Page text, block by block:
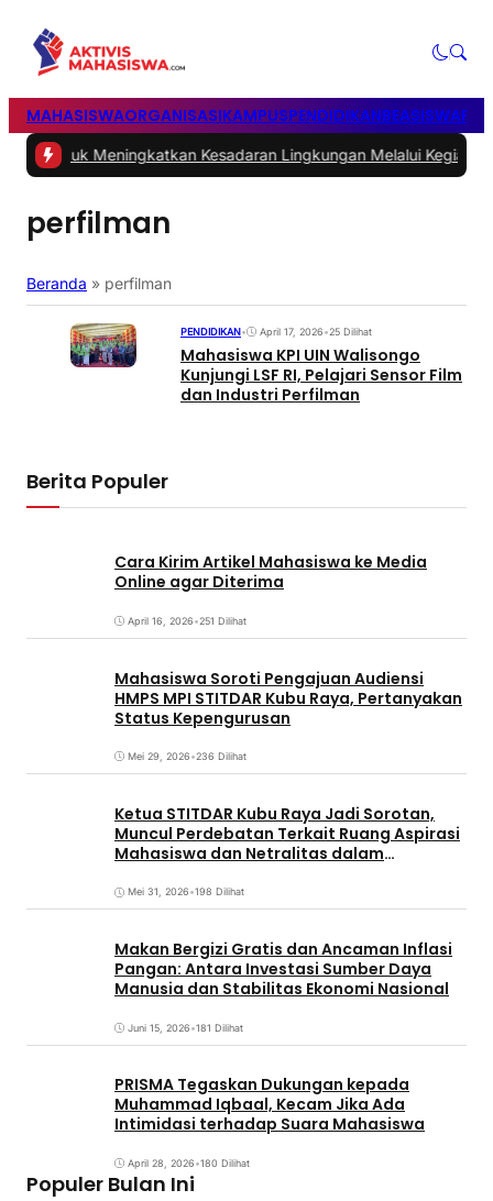
MAHASISWAORGANISASIKAMPUSPENDIDIKANBEASISWA
untuk Meningkatkan Kesadaran Lingkungan Melalui Kegiatan
perfilman
Beranda » perfilman
PENDIDIKAN• April 17, 2026•25 Dilihat
Mahasiswa KPI UIN Walisongo
Kunjungi LSF RI, Pelajari Sensor Film
dan Industri Perfilman
Berita Populer
Cara Kirim Artikel Mahasiswa ke Media
Online agar Diterima
April 16, 2026•251 Dilihat
Mahasiswa Soroti Pengajuan Audiensi
HMPS MPI STITDAR Kubu Raya, Pertanyakan
Status Kepengurusan
Mei 29, 2026•236 Dilihat
Ketua STITDAR Kubu Raya Jadi Sorotan,
Muncul Perdebatan Terkait Ruang Aspirasi
Mahasiswa dan Netralitas dalam
Mei 31, 2026•198 Dilihat
Makan Bergizi Gratis dan Ancaman Inflasi
Pangan: Antara Investasi Sumber Daya
Manusia dan Stabilitas Ekonomi Nasional
Juni 15, 2026•181 Dilihat
PRISMA Tegaskan Dukungan kepada
Muhammad Iqbaal, Kecam Jika Ada
Intimidasi terhadap Suara Mahasiswa
April 28, 2026•180 Dilihat
Populer Bulan Ini